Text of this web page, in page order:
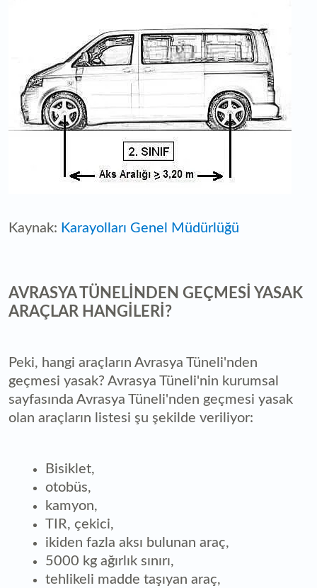
Kaynak: Karayolları Genel Müdürlüğü
AVRASYA TÜNELİNDEN GEÇMESİ YASAK
ARAÇLAR HANGİLERİ?
Peki, hangi araçların Avrasya Tüneli'nden
geçmesi yasak? Avrasya Tüneli'nin kurumsal
sayfasında Avrasya Tüneli'nden geçmesi yasak
olan araçların listesi şu şekilde veriliyor:
Bisiklet,
otobüs,
kamyon,
TIR, çekici,
ikiden fazla aksı bulunan araç,
5000 kg ağırlık sınırı,
tehlikeli madde taşıyan araç,